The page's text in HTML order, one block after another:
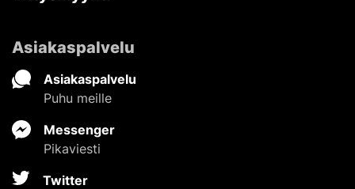
Asiakaspalvelu
Asiakaspalvelu
Puhu meille
Messenger
Pikaviesti
Twitter